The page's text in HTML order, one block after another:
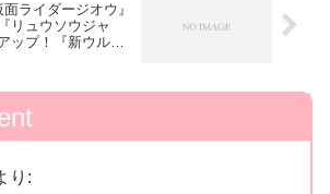
ライダージオウ』
リュウソウジャ
ップ！『新ウルト
り: